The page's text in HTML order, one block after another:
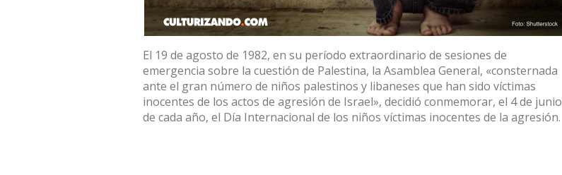
El 19 de agosto de 1982, en su período extraordinario de sesiones de
emergencia sobre la cuestión de Palestina, la Asamblea General, «consternada
ante el gran número de niños palestinos y libaneses que han sido víctimas
inocentes de los actos de agresión de Israel», decidió conmemorar, el 4 de junio
de cada año, el Día Internacional de los niños víctimas inocentes de la agresión.